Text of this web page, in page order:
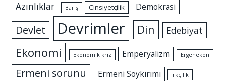
Azınlıklar Barış Cinsiyetçilik Demokrasi
Devlet Devrimler Din Edebiyat
Ekonomi Ekonomik kriz Emperyalizm Ergenekon
Ermeni sorunu Ermeni Soykırımı Irkçılık